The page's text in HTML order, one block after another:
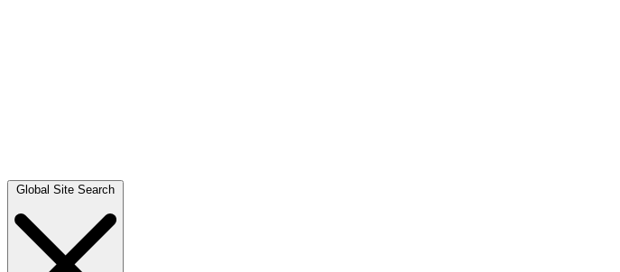
Global Site Search